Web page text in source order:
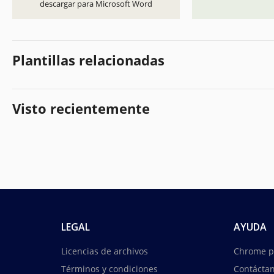
descargar para Microsoft Word
Plantillas relacionadas
Visto recientemente
LEGAL
Licencias de archivos
Términos y condiciones
AYUDA
Chrome